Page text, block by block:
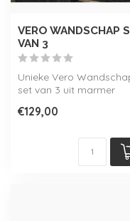
VERO WANDSCHAP
VAN 3
Unieke Vero
set van 3 uit marmer
uniek wandme...
€129,00